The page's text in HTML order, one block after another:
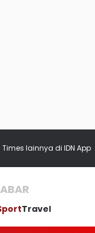
Times lainnya di IDN App
Travel